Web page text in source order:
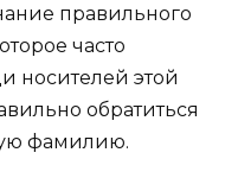
правильного
часто
носителей этой
обратиться
фамилию.